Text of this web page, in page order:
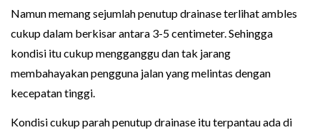
Namun memang sejumlah penutup drainase terlihat ambles
cukup dalam berkisar antara 3-5 centimeter. Sehingga
kondisi itu cukup mengganggu dan tak jarang
membahayakan pengguna jalan yang melintas dengan
kecepatan tinggi.
Kondisi cukup parah penutup drainase itu terpantau ada di